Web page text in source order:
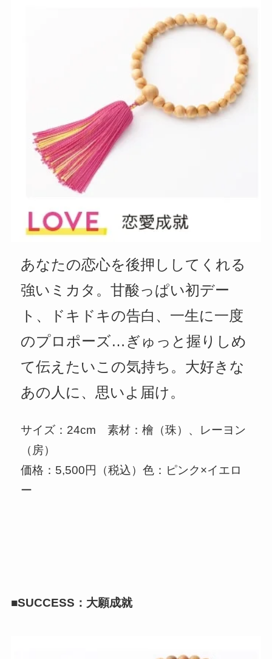
あなたの恋心を後押ししてくれる
強いミカタ。甘酸っぱい初デー
ト、ドキドキの告白、一生に一度
のプロポーズ…ぎゅっと握りしめ
て伝えたいこの気持ち。大好きな
あの人に、思いよ届け。
サイズ：24cm 素材：檜（珠）、レーヨン
（房）
価格：5,500円（税込）色：ピンク×イエロ
ー
■SUCCESS：大願成就